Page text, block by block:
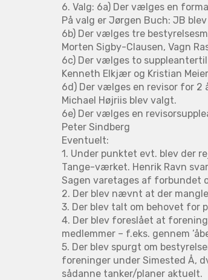
6. Valg: 6a) Der vælges en
På valg er Jørgen Buch: JB
6b) Der vælges tre
Morten Sigby-Clausen, Vagn
6c) Der vælges to suppleantertil
Kenneth Elkjær og Kristian
6d) Der vælges en revisor for 2
Michael Højriis blev valgt.
6e) Der vælges en
Peter Sindberg
Eventuelt:
1. Under punktet evt. blev der
Tange-værket. Henrik Ravn
Sagen varetages af forbundet
2. Der blev nævnt at der
3. Der blev talt om behovet for
4. Der blev foreslået at
medlemmer – f.eks. gennem
5. Der blev spurgt om
foreninger under Simested Å,
sådanne tanker/planer aktuelt.